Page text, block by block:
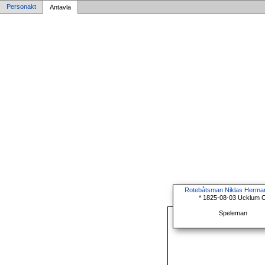
Personakt Antavla
Rotebåtsman Niklas
* 1825-08-03 Ucklum
Speleman